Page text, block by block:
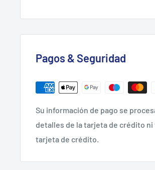
Pagos & Seguridad
Su información de pago se
detalles de la tarjeta de crédito
tarjeta de crédito.